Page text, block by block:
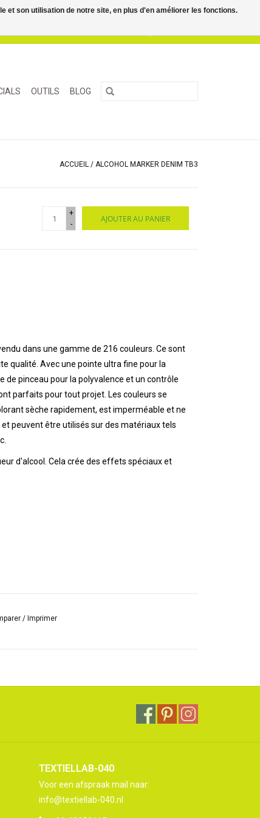
OUTILS BLOG
ACCUEIL / ALCOHOL MARKER DENIM TB3
+
-
AJOUTER AU PANIER
dans une gamme de 216 couleurs. Ce sont
qualité. Avec une pointe ultra fine pour la
pinceau pour la polyvalence et un contrôle
parfaits pour tout projet. Les couleurs se
sèche rapidement, est imperméable et ne
peuvent être utilisés sur des matériaux tels
d'alcool. Cela crée des effets spéciaux et
/Imprimer
TEXTIELLAB-040
Voor een afspraak mail naar:
info@textiellab-040.nl
et son utilisation de notre site, en plus d'en améliorer les fonctions.